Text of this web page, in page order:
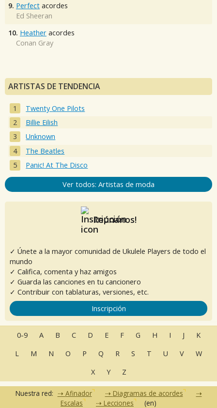
9. Perfect acordes
Ed Sheeran
10. Heather acordes
Conan Gray
ARTISTAS DE TENDENCIA
Twenty One Pilots
Billie Eilish
Unknown
The Beatles
Panic! At The Disco
Ver todos: Artistas de moda
Reúnanos!
✓ Únete a la mayor comunidad de Ukulele Players de todo el
mundo
✓ Califica, comenta y haz amigos
✓ Guarda las canciones en tu cancionero
✓ Contribuir con tablaturas, versiones, etc.
Inscripción
0-9 A B C D E F G H I J
K
L
M N O P Q R S T U V
W
X
Y Z
Nuestra red: Afinador
Diagramas de acordes
Escalas
Lecciones (en)